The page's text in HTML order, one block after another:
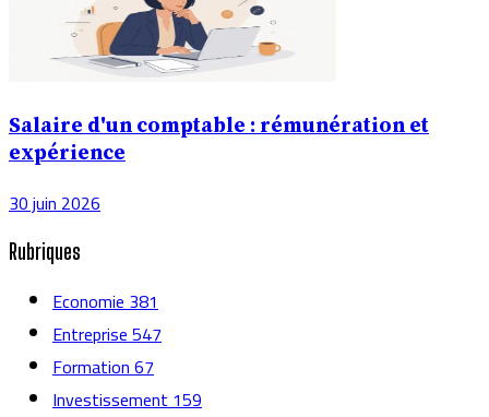
Salaire d'un comptable : rémunération et
expérience
30 juin 2026
Rubriques
Economie381
Entreprise547
Formation67
Investissement159